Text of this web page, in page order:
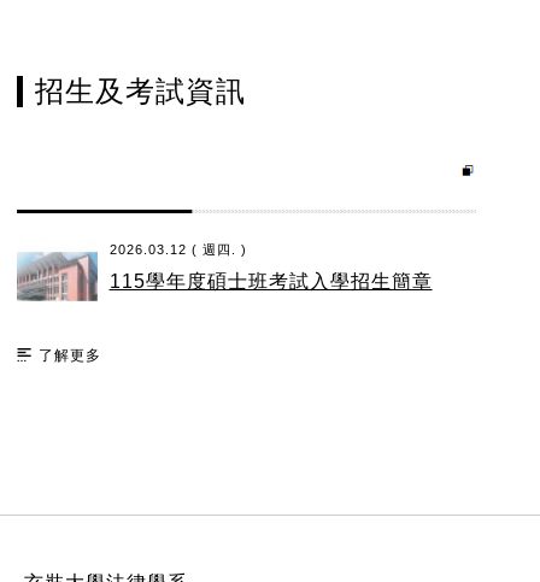
招生及考試資訊
2026.03.12 ( 週四. )
115學年度碩士班考試入學招生簡章
了解更多